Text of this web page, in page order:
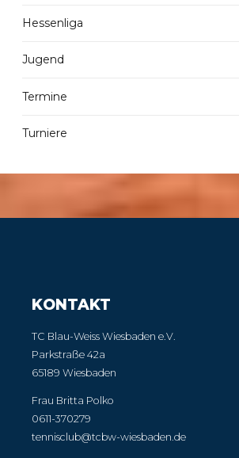
Hessenliga
Jugend
Termine
Turniere
KONTAKT
TC Blau-Weiss Wiesbaden e.V.
Parkstraße 42a
65189 Wiesbaden
Frau Britta Polko
0611-370279
tennisclub@tcbw-wiesbaden.de